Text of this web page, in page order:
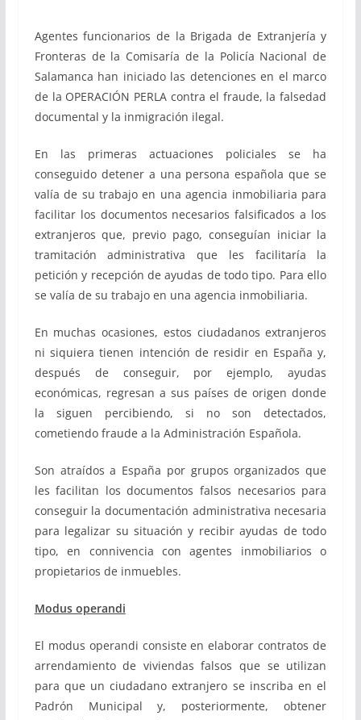
Agentes funcionarios de la Brigada de Extranjería y
Fronteras de la Comisaría de la Policía Nacional de
Salamanca han iniciado las detenciones en el marco
de la OPERACIÓN PERLA contra el fraude, la falsedad
documental y la inmigración ilegal.
En las primeras actuaciones policiales se ha
conseguido detener a una persona española que se
valía de su trabajo en una agencia inmobiliaria para
facilitar los documentos necesarios falsificados a los
extranjeros que, previo pago, conseguían iniciar la
tramitación administrativa que les facilitaría la
petición y recepción de ayudas de todo tipo. Para ello
se valía de su trabajo en una agencia inmobiliaria.
En muchas ocasiones, estos ciudadanos extranjeros
ni siquiera tienen intención de residir en España y,
después de conseguir, por ejemplo, ayudas
económicas, regresan a sus países de origen donde
la siguen percibiendo, si no son detectados,
cometiendo fraude a la Administración Española.
Son atraídos a España por grupos organizados que
les facilitan los documentos falsos necesarios para
conseguir la documentación administrativa necesaria
para legalizar su situación y recibir ayudas de todo
tipo, en connivencia con agentes inmobiliarios o
propietarios de inmuebles.
Modus operandi
El modus operandi consiste en elaborar contratos de
arrendamiento de viviendas falsos que se utilizan
para que un ciudadano extranjero se inscriba en el
Padrón Municipal y, posteriormente, obtener